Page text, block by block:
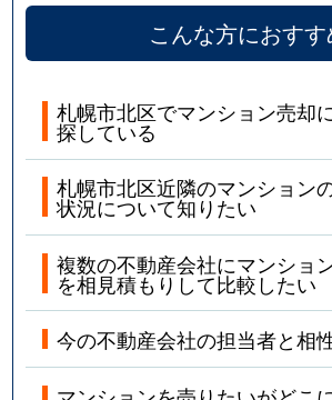
こんな方におすす
札幌市北区でマンション売却
探している
札幌市北区近隣のマンション
状況について知りたい
複数の不動産会社にマンショ
を相見積もりして比較したい
今の不動産会社の担当者と相